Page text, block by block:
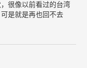
很像以前看过的台湾
是就是再也回不去